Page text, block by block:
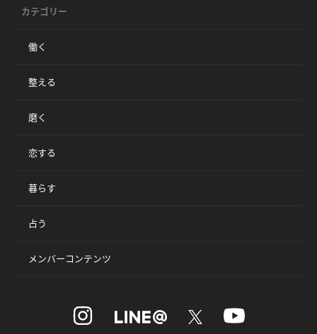
カテゴリー
働く
整える
磨く
恋する
暮らす
占う
メンバーコンテンツ